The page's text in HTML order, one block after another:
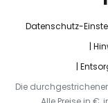
Datenschutz-
Die